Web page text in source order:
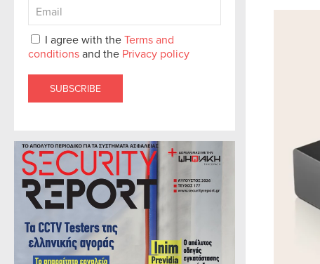
I agree with theTerms and
conditionsand the Privacy policy
SUBSCRIBE